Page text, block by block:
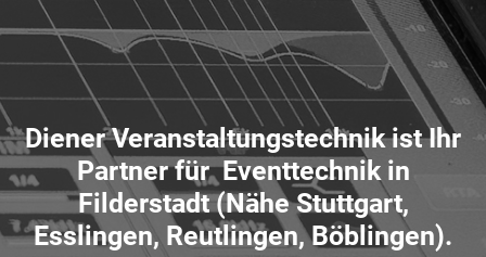
Diener Veranstaltungstechnik ist Ihr
Partner für Eventtechnik in
Filderstadt (Nähe Stuttgart,
Esslingen, Reutlingen, Böblingen).